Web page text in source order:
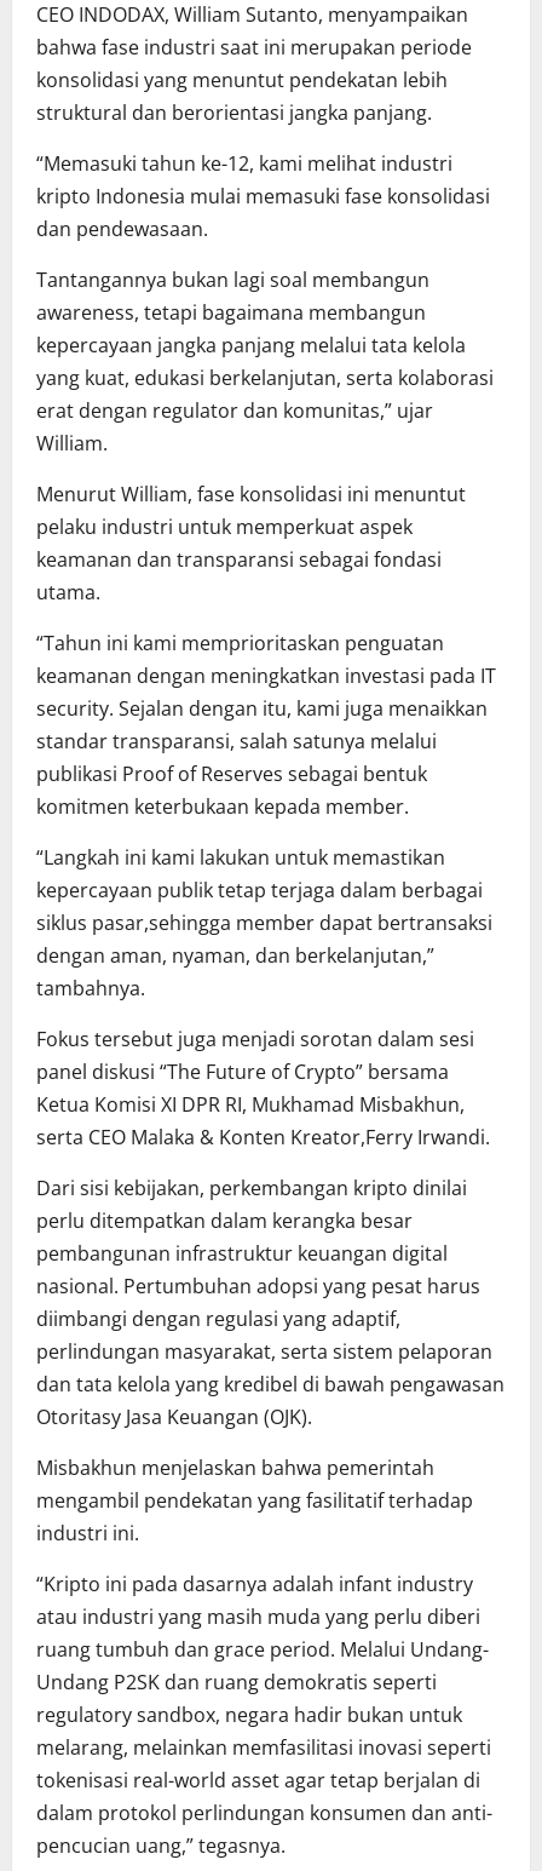
CEO INDODAX, William Sutanto, menyampaikan
bahwa fase industri saat ini merupakan periode
konsolidasi yang menuntut pendekatan lebih
struktural dan berorientasi jangka panjang.
“Memasuki tahun ke-12, kami melihat industri
kripto Indonesia mulai memasuki fase konsolidasi
dan pendewasaan.
Tantangannya bukan lagi soal membangun
awareness, tetapi bagaimana membangun
kepercayaan jangka panjang melalui tata kelola
yang kuat, edukasi berkelanjutan, serta kolaborasi
erat dengan regulator dan komunitas,” ujar
William.
Menurut William, fase konsolidasi ini menuntut
pelaku industri untuk memperkuat aspek
keamanan dan transparansi sebagai fondasi
utama.
“Tahun ini kami memprioritaskan penguatan
keamanan dengan meningkatkan investasi pada IT
security. Sejalan dengan itu, kami juga menaikkan
standar transparansi, salah satunya melalui
publikasi Proof of Reserves sebagai bentuk
komitmen keterbukaan kepada member.
“Langkah ini kami lakukan untuk memastikan
kepercayaan publik tetap terjaga dalam berbagai
siklus pasar,sehingga member dapat bertransaksi
dengan aman, nyaman, dan berkelanjutan,”
tambahnya.
Fokus tersebut juga menjadi sorotan dalam sesi
panel diskusi “The Future of Crypto” bersama
Ketua Komisi XI DPR RI, Mukhamad Misbakhun,
serta CEO Malaka & Konten Kreator,Ferry Irwandi.
Dari sisi kebijakan, perkembangan kripto dinilai
perlu ditempatkan dalam kerangka besar
pembangunan infrastruktur keuangan digital
nasional. Pertumbuhan adopsi yang pesat harus
diimbangi dengan regulasi yang adaptif,
perlindungan masyarakat, serta sistem pelaporan
dan tata kelola yang kredibel di bawah pengawasan
Otoritasy Jasa Keuangan (OJK).
Misbakhun menjelaskan bahwa pemerintah
mengambil pendekatan yang fasilitatif terhadap
industri ini.
“Kripto ini pada dasarnya adalah infant industry
atau industri yang masih muda yang perlu diberi
ruang tumbuh dan grace period. Melalui Undang-
Undang P2SK dan ruang demokratis seperti
regulatory sandbox, negara hadir bukan untuk
melarang, melainkan memfasilitasi inovasi seperti
tokenisasi real-world asset agar tetap berjalan di
dalam protokol perlindungan konsumen dan anti-
pencucian uang,” tegasnya.